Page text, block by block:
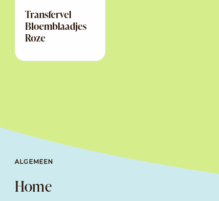
Transfervel
Bloemblaadjes
Roze
ALGEMEEN
Home